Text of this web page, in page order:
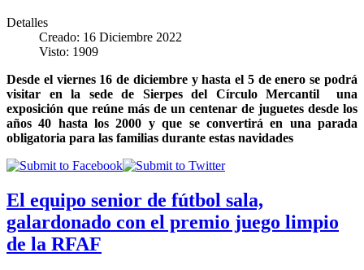
Detalles
Creado: 16 Diciembre 2022
Visto: 1909
Desde el viernes 16 de diciembre y hasta el 5 de enero se podrá
visitar en la sede de Sierpes del Círculo Mercantil una
exposición que reúne más de un centenar de juguetes desde los
años 40 hasta los 2000 y que se convertirá en una parada
obligatoria para las familias durante estas navidades
El equipo senior de fútbol sala,
galardonado con el premio juego limpio
de la RFAF